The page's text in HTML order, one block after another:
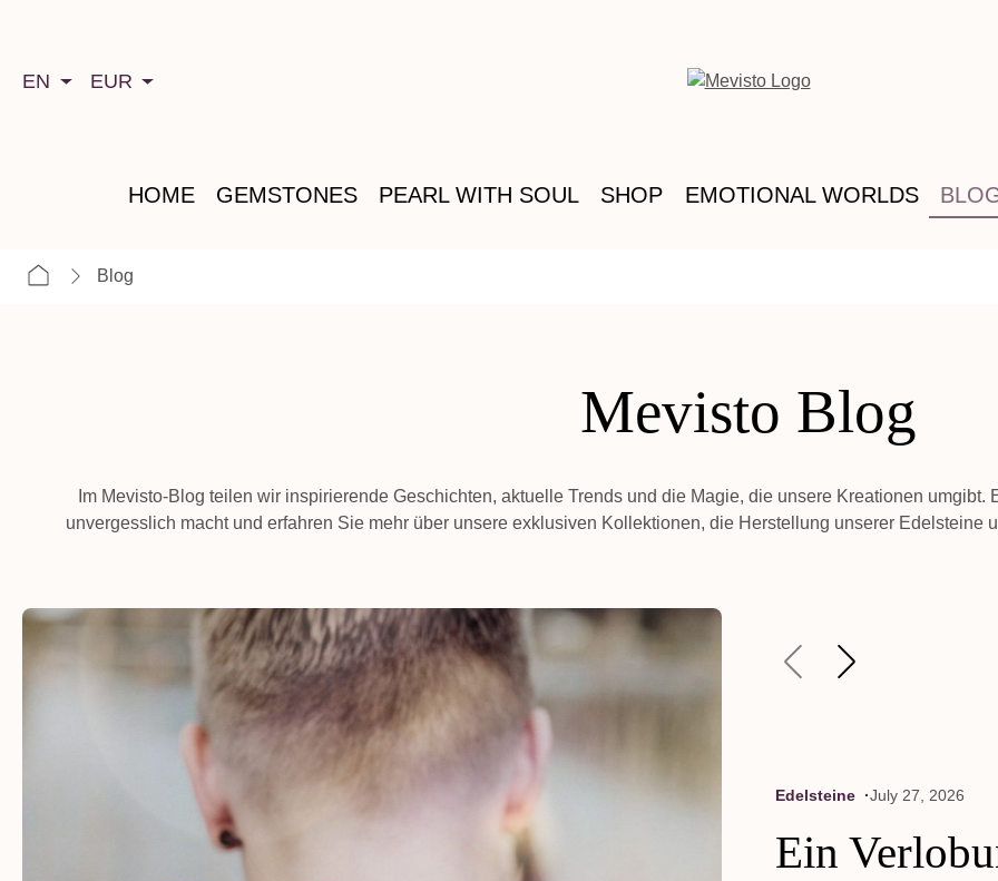
EN EUR
HOME GEMSTONES PEARL WITH SOUL SHOP EMOTIONAL WORLDS
Blog
Mevisto Blog
Im Mevisto-Blog teilen wir inspirierende Geschichten, aktuelle Trends und die Magie, die unsere Kreationen
unvergesslich macht und erfahren Sie mehr über unsere exklusiven Kollektionen, die Herstellung unserer Edelsteine
Edelsteine July 27, 2026
Ein